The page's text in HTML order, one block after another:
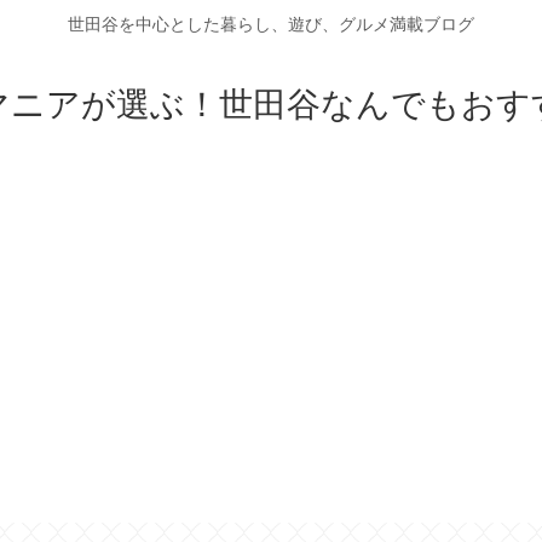
世田谷を中心とした暮らし、遊び、グルメ満載ブログ
ニアが選ぶ！世田谷なんでもおす